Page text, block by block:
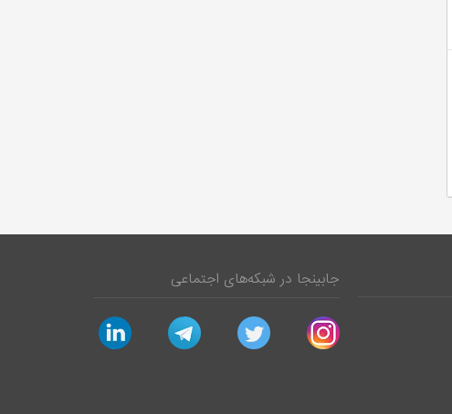
جابینجا در شبکه‌های اجتماعی
instagram
twitter
telegram
linkedin